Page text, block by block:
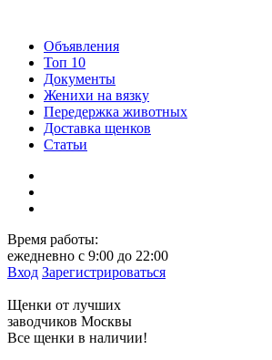
Объявления
Топ 10
Документы
Женихи на вязку
Передержка животных
Доставка щенков
Статьи
Время работы:
ежедневно c 9:00 до 22:00
Вход Зарегистрироваться
Щенки от лучших
заводчиков Москвы
Все щенки в наличии!